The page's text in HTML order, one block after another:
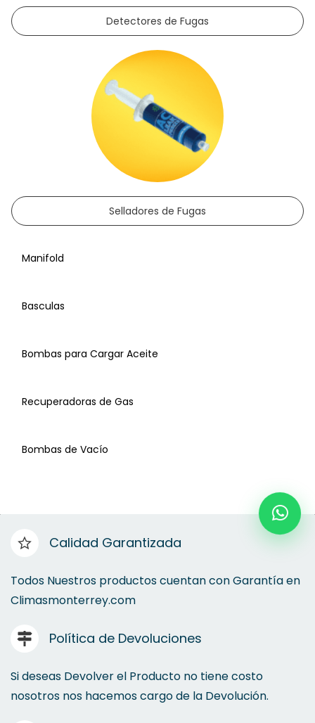
Detectores de Fugas
Selladores de Fugas
Manifold
Basculas
Bombas para Cargar Aceite
Recuperadoras de Gas
Recuperadoras de Gas
Bombas de Vacío
Calidad Garantizada
Todos Nuestros productos cuentan con Garantía en
Climasmonterrey.com
Política de Devoluciones
Si deseas Devolver el Producto no tiene costo
nosotros nos hacemos cargo de la Devolución.